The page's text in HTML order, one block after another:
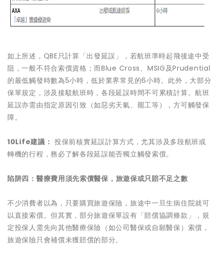
如上所述，QBE只計算「出發延誤」，若航班準時起飛後途中受
阻，一般不符合索償資格；而Blue Cross、MSIG及Prudential
的最低觸發時數為5小時，低於業界常見的6小時。此外，大部分
保單規定，涉及接駁航班時，各段延誤時間不可累積計算。航班
延誤亦需由指定原因引致（如惡劣天氣、罷工等），方可觸發保
障。
10Life建議： 投保前核實延誤計算方式，尤其涉及多段航班或
轉機的行程，務必了解各段延誤能否獨立觸發索償。
陷阱四： 醫療費用須先索償醫保，旅遊保或只賠不足之數
不少消費者以為，只要購買旅遊保險，旅途中一旦生病住院就可
以直接索償。但其實，部分旅遊保單設有「賠償協調條款」，規
定投保人需先向其他醫療保險（如公司醫保或自願醫保）索償，
旅遊保險只會補償未獲賠償的部分。